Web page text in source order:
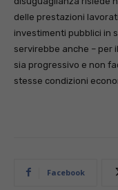
delle prestazioni
investimenti pubblici in
servirebbe anche – per
sia progressivo e non
stesse condizioni
Facebook